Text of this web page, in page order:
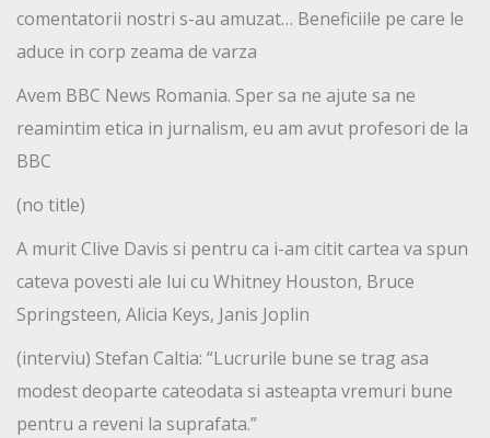
comentatorii nostri s-au amuzat… Beneficiile pe care le
aduce in corp zeama de varza
Avem BBC News Romania. Sper sa ne ajute sa ne
reamintim etica in jurnalism, eu am avut profesori de la
BBC
(no title)
A murit Clive Davis si pentru ca i-am citit cartea va spun
cateva povesti ale lui cu Whitney Houston, Bruce
Springsteen, Alicia Keys, Janis Joplin
(interviu) Stefan Caltia: “Lucrurile bune se trag asa
modest deoparte cateodata si asteapta vremuri bune
pentru a reveni la suprafata.”